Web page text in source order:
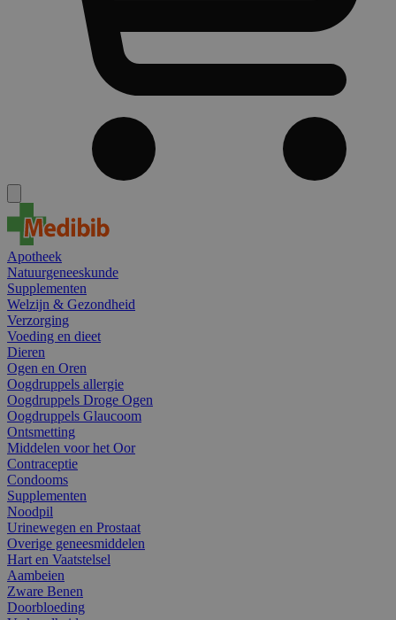
Apotheek
Natuurgeneeskunde
Supplementen
Welzijn & Gezondheid
Verzorging
Voeding en dieet
Dieren
Ogen en Oren
Oogdruppels allergie
Oogdruppels Droge Ogen
Oogdruppels Glaucoom
Ontsmetting
Middelen voor het Oor
Contraceptie
Condooms
Supplementen
Noodpil
Urinewegen en Prostaat
Overige geneesmiddelen
Hart en Vaatstelsel
Aambeien
Zware Benen
Doorbloeding